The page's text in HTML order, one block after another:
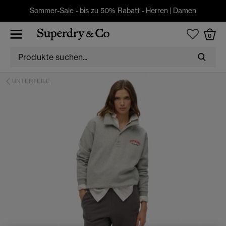
Sommer-Sale - bis zu 50% Rabatt - Herren | Damen
0
UNTERTEILE